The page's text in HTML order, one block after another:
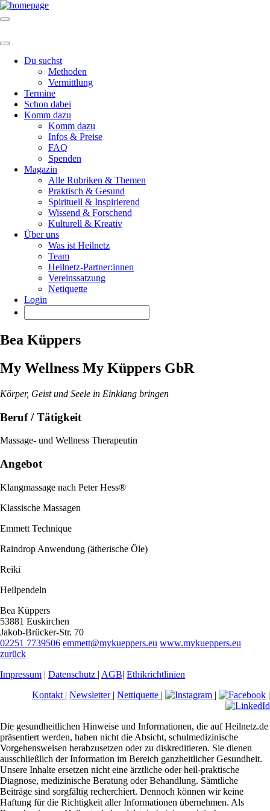
Du suchst
Methoden
Vermittlung
Termine
Schon dabei
Komm dazu
Komm dazu
Infos & Preise
FAQ
Spenden
Magazin
Alle Rubriken & Themen
Praktisch & Gesund
Spirituell & Inspirierend
Wissend & Forschend
Kulturell & Kreativ
Über uns
Was ist Heilnetz
Team
Heilnetz-Partner:innen
Vereinssatzung
Netiquette
Login
Bea Küppers
My Wellness My Küppers GbR
Körper, Geist und Seele in Einklang bringen
Beruf / Tätigkeit
Massage- und Wellness Therapeutin
Angebot
Klangmassage nach Peter Hess®
Klassische Massagen
Emmett Technique
Raindrop Anwendung (ätherische Öle)
Reiki
Heilpendeln
Bea Küppers
53881 Euskirchen
Jakob-Brücker-Str. 70
02251 7739506 emmett@mykueppers.eu www.mykueppers.eu
zurück
Impressum | Datenschutz | AGB| Ethikrichtlinien
Kontakt | Newsletter | Nettiquette | | |
Die gesundheitlichen Hinweise und Informationen, die auf Heilnetz.de
präsentiert werden, haben nicht die Absicht, schulmedizinische
Vorgehensweisen herabzusetzen oder zu diskreditieren. Sie dienen
ausschließlich der Information im Bereich ganzheitlicher Gesundheit.
Unsere Inhalte ersetzen nicht eine ärztliche oder heil-praktische
Diagnose, medizinische Beratung oder Behandlung. Sämtliche
Beiträge sind sorgfältig recherchiert. Dennoch können wir keine
Haftung für die Richtigkeit aller Informationen übernehmen. Als